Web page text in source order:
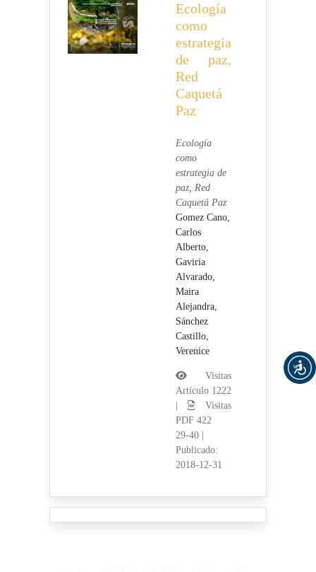
Ecología
como
estrategia
de paz,
Red
Caquetá
Paz
Ecología
como
estrategia de
paz, Red
Caquetá Paz
Gomez Cano,
Carlos
Alberto,
Gaviria
Alvarado,
Maira
Alejandra,
Sánchez
Castillo,
Verenice
Visitas
Artículo 1222
Visitas
PDF 422
29-40
Publicado:
2018-12-31